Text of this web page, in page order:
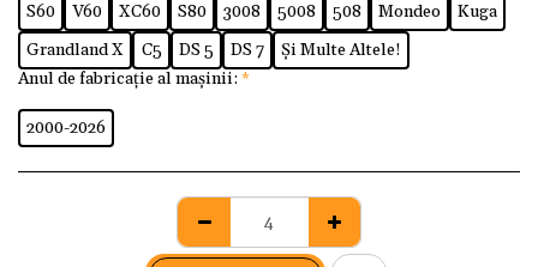
S60 V60 XC60 S80 3008 5008 508 Mondeo
Kuga
Grandland X
C5 DS 5 DS 7
Și Multe Altele!
Anul de fabricație al mașinii: *
2000-2026